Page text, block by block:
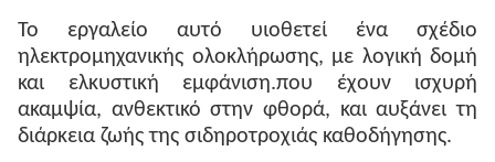
Το εργαλείο αυτό υιοθετεί ένα σχέδιο
ηλεκτρομηχανικής ολοκλήρωσης, με λογική δομή
και ελκυστική εμφάνιση.που έχουν ισχυρή
ακαμψία, ανθεκτικό στην φθορά, και αυξάνει τη
διάρκεια ζωής της σιδηροτροχιάς καθοδήγησης.